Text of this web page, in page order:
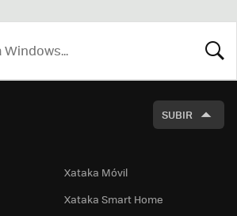
SUBIR
Xataka Móvil
Xataka Smart Home